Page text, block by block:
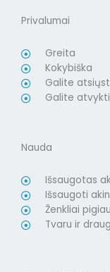
Privalumai
Greita
Kokybiška
Galite
Galite
Nauda
Išsaugotas
Išsaugoti
Ženkliai
Tvaru ir